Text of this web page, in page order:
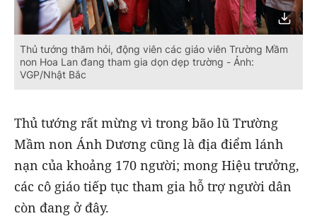
Thủ tướng thăm hỏi, động viên các giáo viên Trường Mầm
non Hoa Lan đang tham gia dọn dẹp trường - Ảnh:
VGP/Nhật Bắc
Thủ tướng rất mừng vì trong bão lũ Trường
Mầm non Ánh Dương cũng là địa điểm lánh
nạn của khoảng 170 người; mong Hiệu trưởng,
các cô giáo tiếp tục tham gia hỗ trợ người dân
còn đang ở đây.